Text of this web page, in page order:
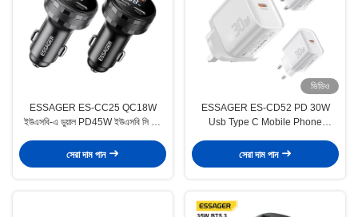
ESSAGER ES-CC25 QC18W
ইউএসবি-এ ডুয়াল PD45W ইউএসবি সি কার
সেরা দাম পান
ভিডিও
ESSAGER ES-CD52 PD 30W
Usb Type C Mobile Phone
সেরা দাম পান